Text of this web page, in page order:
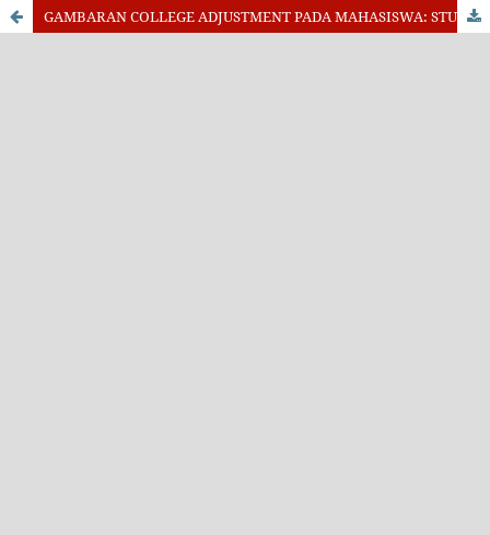
GAMBARAN COLLEGE ADJUSTMENT PADA MAHASISWA: STUDI DESKRIPTIF DI PERGURUAN TINGGI YANG MENERAPKAN HYBRID LEARNING